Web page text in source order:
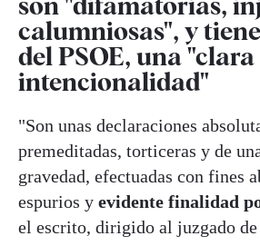
calumniosas", y
del PSOE, una "clara
intencionalidad"
"Son unas declaraciones
premeditadas, torticeras y de
gravedad, efectuadas con fines
espurios y evidente finalidad
el escrito, dirigido al juzgado